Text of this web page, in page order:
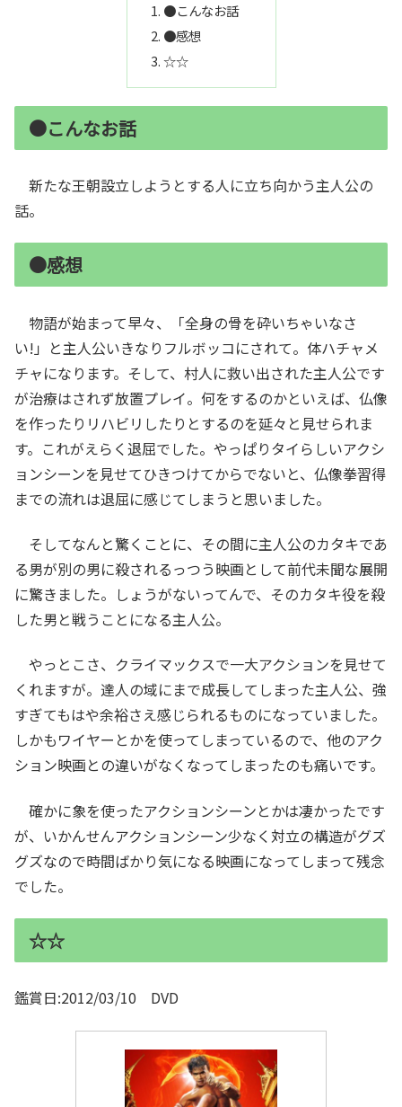
●こんなお話
●感想
☆☆
●こんなお話
新たな王朝設立しようとする人に立ち向かう主人公の
話。
●感想
物語が始まって早々、「全身の骨を砕いちゃいなさ
い!」と主人公いきなりフルボッコにされて。体ハチャメ
チャになります。そして、村人に救い出された主人公です
が治療はされず放置プレイ。何をするのかといえば、仏像
を作ったりリハビリしたりとするのを延々と見せられま
す。これがえらく退屈でした。やっぱりタイらしいアクシ
ョンシーンを見せてひきつけてからでないと、仏像拳習得
までの流れは退屈に感じてしまうと思いました。
そしてなんと驚くことに、その間に主人公のカタキであ
る男が別の男に殺されるっつう映画として前代未聞な展開
に驚きました。しょうがないってんで、そのカタキ役を殺
した男と戦うことになる主人公。
やっとこさ、クライマックスで一大アクションを見せて
くれますが。達人の域にまで成長してしまった主人公、強
すぎてもはや余裕さえ感じられるものになっていました。
しかもワイヤーとかを使ってしまっているので、他のアク
ション映画との違いがなくなってしまったのも痛いです。
確かに象を使ったアクションシーンとかは凄かったです
が、いかんせんアクションシーン少なく対立の構造がグズ
グズなので時間ばかり気になる映画になってしまって残念
でした。
☆☆
鑑賞日:2012/03/10 DVD